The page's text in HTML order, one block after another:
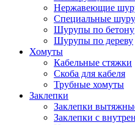
Нержавеющие
Специальные
Шурупы по бетону
Шурупы по дереву
Хомуты
Кабельные стяжки
Скоба для кабеля
Трубные хомуты
Заклепки
Заклепки
Заклепки с